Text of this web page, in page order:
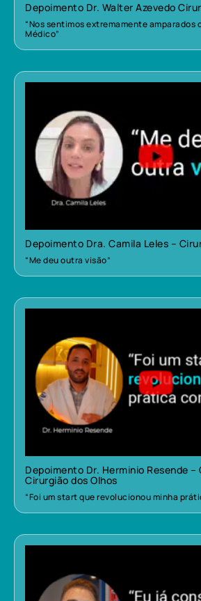
Depoimento Dr. Walter Azevedo
“Nos sentimos extremamente amparados
Médico”
Depoimento Dra. Camila Leles –
“Me deu outra visão”
Depoimento Dr. Herminio Resende
Cirurgião dos Olhos
“Foi um start que revolucionou minha